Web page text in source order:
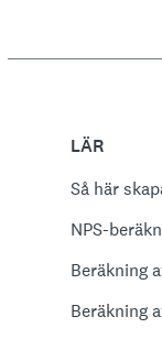
LÄR
Så här
NPS-
Beräkning
Beräkning